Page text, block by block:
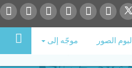
ألبوم الصور موجّه إلى